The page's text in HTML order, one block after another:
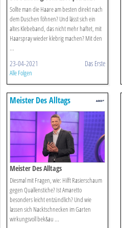
Sollte man die Haare am besten direkt nach
dem Duschen föhnen? Und lässt sich ein
altes Klebeband, das nicht mehr haftet, mit
Haarspray wieder klebrig machen? Mit den
...
23-04-2021 Das Erste
Alle Folgen
Meister Des Alltags
Meister Des Alltags
Diesmal mit Fragen, wie: Hilft Rasierschaum
gegen Quallenstiche? Ist Amaretto
besonders leicht entzündlich? Und wie
lassen sich Nacktschnecken im Garten
wirkungsvoll bek&au ...